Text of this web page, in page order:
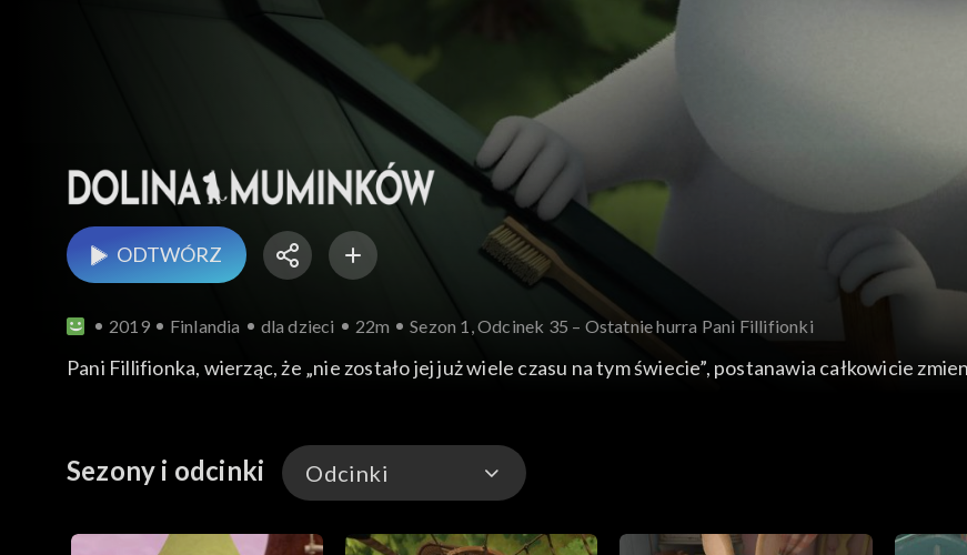
ODTWÓRZ
2019 Finlandia dla dzieci 22m Sezon 1, Odcinek 35 – Ostatnie hurra Pani Fillifionki
Pani Fillifionka, wierząc, że „nie zostało jej już wiele czasu na tym świecie”, postanawia całkowicie
Sezony i odcinki Odcinki
Odcinki